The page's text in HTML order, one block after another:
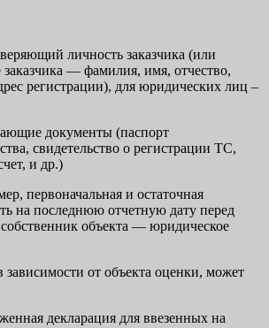
личность заказчика (или
— фамилия, имя, отчество,
регистрации), для юридических лиц –
документы (паспорт
свидетельство о регистрации ТС,
и др.)
первоначальная и остаточная
на последнюю отчетную дату перед
объекта — юридическое
зависимости от объекта оценки, может
декларация для ввезенных на